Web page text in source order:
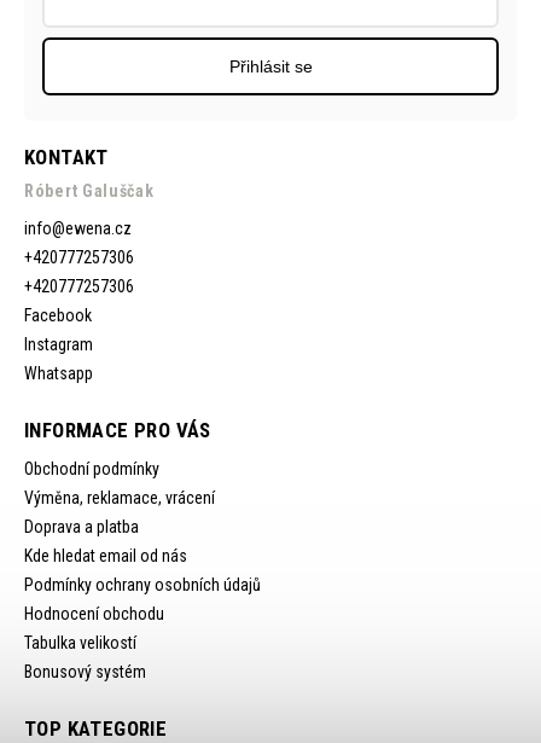
KONTAKT
Róbert Galuščak
info@ewena.cz
+420777257306
+420777257306
Facebook
Instagram
Whatsapp
INFORMACE PRO VÁS
Obchodní podmínky
Výměna, reklamace, vrácení
Doprava a platba
Kde hledat email od nás
Podmínky ochrany osobních údajů
Hodnocení obchodu
Tabulka velikostí
Bonusový systém
Přihlásit se
TOP KATEGORIE